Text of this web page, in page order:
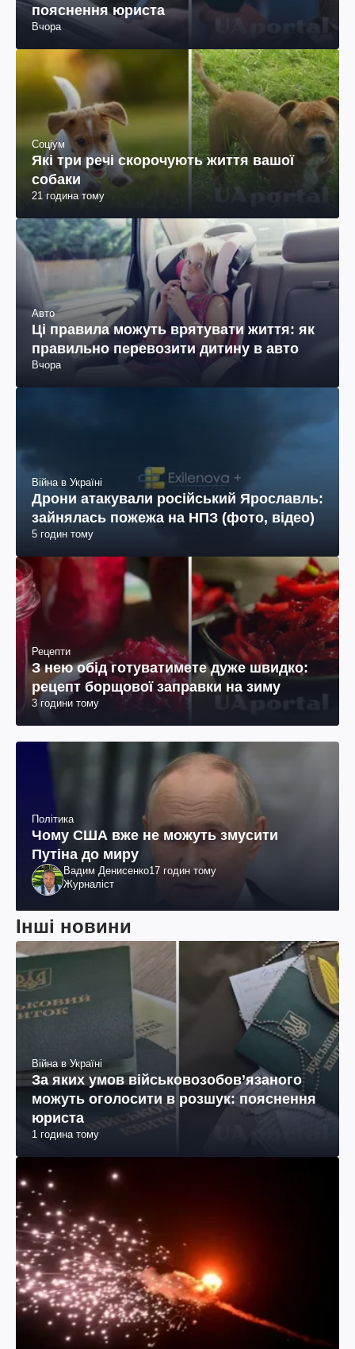
пояснення юриста
Вчора
Соціум
Які три речі скорочують життя вашої
собаки
21 година тому
Авто
Ці правила можуть врятувати життя: як
правильно перевозити дитину в авто
Вчора
Війна в Україні
Дрони атакували російський Ярославль:
зайнялась пожежа на НПЗ (фото, відео)
5 годин тому
Рецепти
З нею обід готуватимете дуже швидко:
рецепт борщової заправки на зиму
3 години тому
Політика
Чому США вже не можуть змусити
Путіна до миру
Вадим Денисенко17 годин тому
Журналіст
Інші новини
Війна в Україні
За яких умов військовозобов’язаного
можуть оголосити в розшук: пояснення
юриста
1 година тому